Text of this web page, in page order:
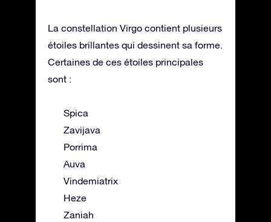
La constellation Virgo contient plusieurs
étoiles brillantes qui dessinent sa forme.
Certaines de ces étoiles principales
sont :
Spica
Zavijava
Porrima
Auva
Vindemiatrix
Heze
Zaniah